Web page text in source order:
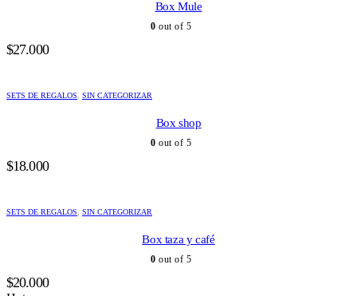
Box Mule
0 out of 5
$27.000
SETS DE REGALOS SIN CATEGORIZAR
Box shop
0 out of 5
$18.000
SETS DE REGALOS SIN CATEGORIZAR
Box taza y café
0 out of 5
$20.000